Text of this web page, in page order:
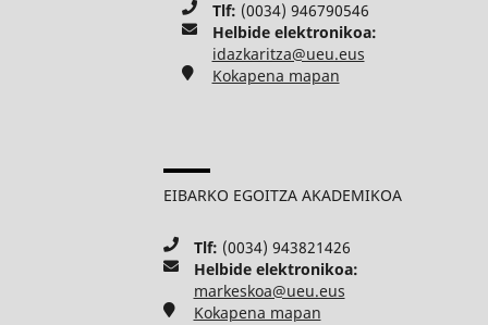
Tlf: (0034) 946790546
Helbide elektronikoa:
idazkaritza@ueu.eus
Kokapena mapan
EIBARKO EGOITZA AKADEMIKOA
Tlf: (0034) 943821426
Helbide elektronikoa:
markeskoa@ueu.eus
Kokapena mapan